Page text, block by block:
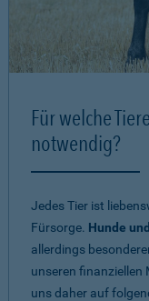
Für welche
notwendig?
Jedes Tier ist
Fürsorge. Hunde
allerdings
unseren finanziellen
uns daher auf